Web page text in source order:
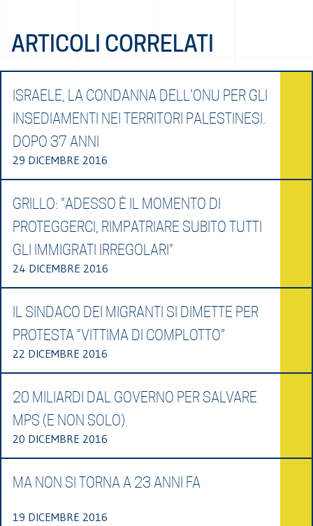
ARTICOLI CORRELATI
ISRAELE, LA CONDANNA DELL’ONU PER GLI
INSEDIAMENTI NEI TERRITORI PALESTINESI.
DOPO 37 ANNI
29 DICEMBRE 2016
GRILLO: "ADESSO È IL MOMENTO DI
PROTEGGERCI, RIMPATRIARE SUBITO TUTTI
GLI IMMIGRATI IRREGOLARI"
24 DICEMBRE 2016
IL SINDACO DEI MIGRANTI SI DIMETTE PER
PROTESTA “VITTIMA DI COMPLOTTO”
22 DICEMBRE 2016
20 MILIARDI DAL GOVERNO PER SALVARE
MPS (E NON SOLO)
20 DICEMBRE 2016
MA NON SI TORNA A 23 ANNI FA
19 DICEMBRE 2016